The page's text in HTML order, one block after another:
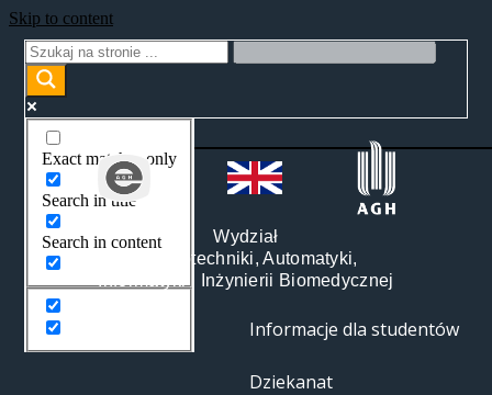
Skip to content
Exact matches only
Search in title
Search in content
Wydział
Elektrotechniki, Automatyki,
Informatyki i Inżynierii Biomedycznej
Informacje dla studentów
Dziekanat